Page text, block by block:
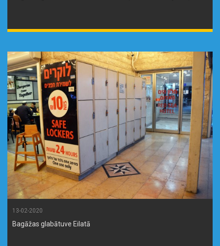
13-02-2020
Bagāžas glabātuve Eilatā